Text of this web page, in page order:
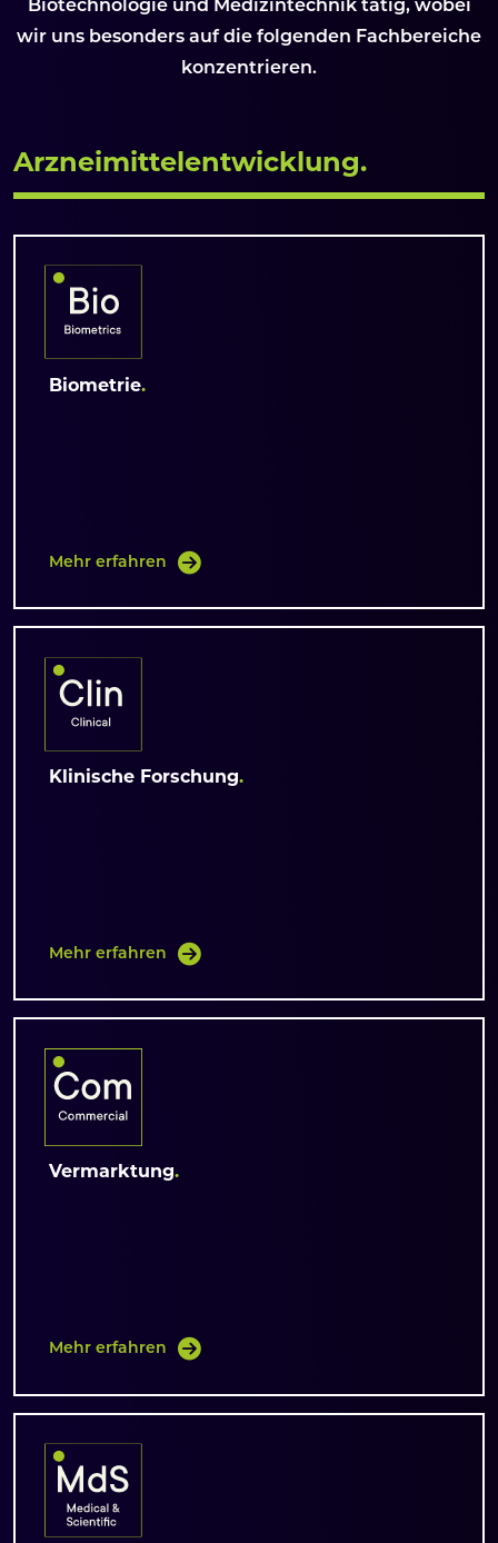
Biotechnologie und Medizintechnik tätig, wobei
wir uns besonders auf die folgenden Fachbereiche
konzentrieren.
Arzneimittelentwicklung.
Biometrie
Mehr erfahren
Klinische Forschung
Mehr erfahren
Vermarktung
Mehr erfahren